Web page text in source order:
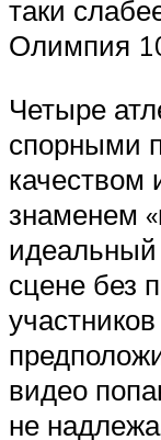
таки
Олимпия
Четыре
спорными
качеством
знаменем
идеальный
сцене без
видео
не